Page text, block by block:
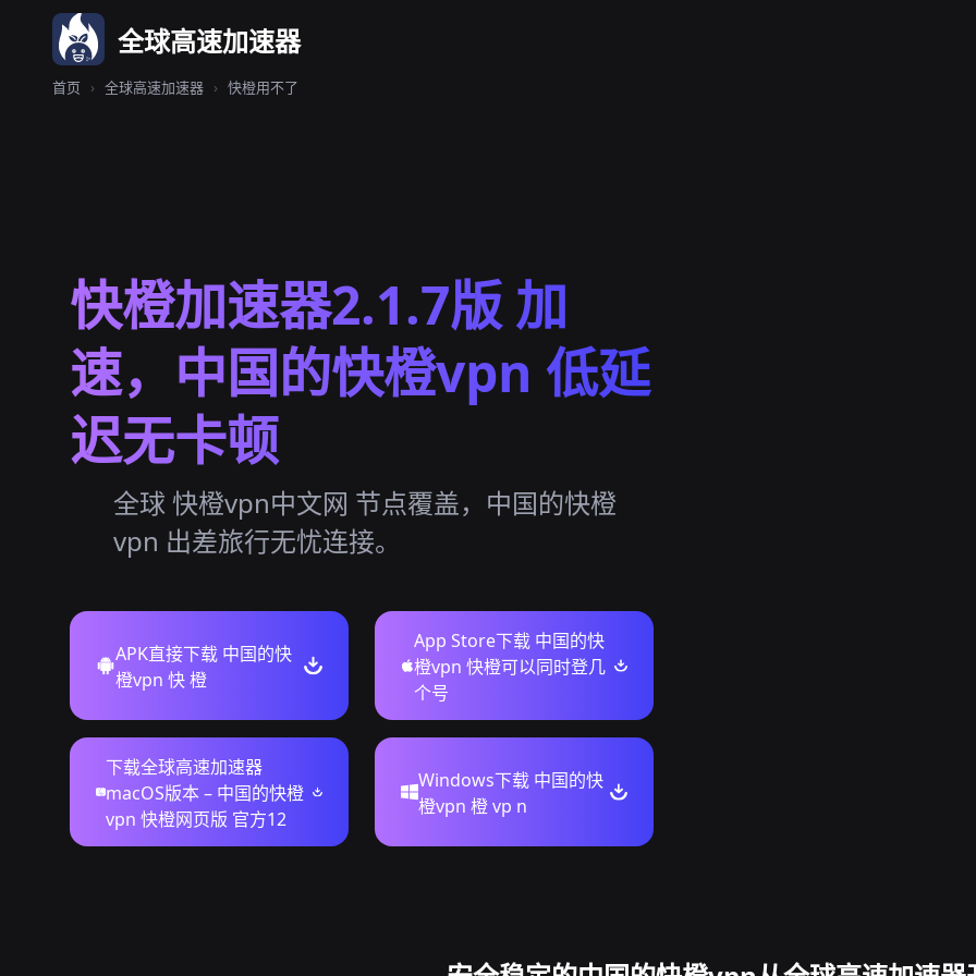
全球高速加速器
首页 › 全球高速加速器 › 快橙用不了
快橙加速器2.1.7版 加
速，中国的快橙vpn 低延
迟无卡顿
全球 快橙vpn中文网 节点覆盖，中国的快橙
vpn 出差旅行无忧连接。
APK直接下载 中国的快
橙vpn 快 橙
App Store下载 中国的快
橙vpn 快橙可以同时登几
个号
下载全球高速加速器
macOS版本 – 中国的快橙
vpn 快橙网页版 官方12
Windows下载 中国的快
橙vpn 橙 vp n